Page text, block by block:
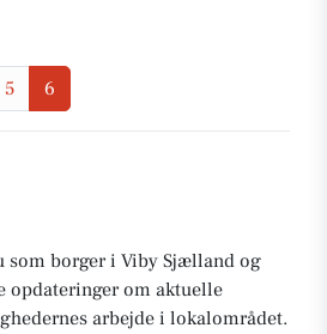
5 6
som borger i Viby Sjælland og
opdateringer om aktuelle
arbejde i lokalområdet.